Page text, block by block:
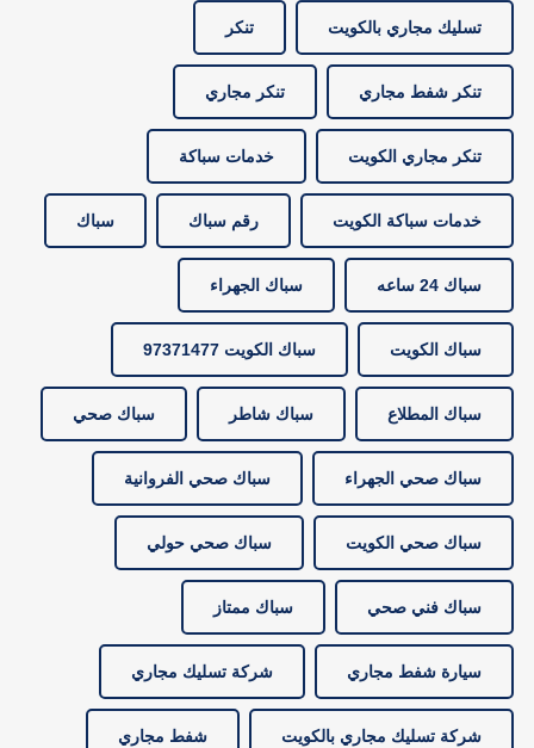
تسليك مجاري بالكويت تنكر
تنكر شفط مجاري تنكر مجاري
تنكر مجاري الكويت خدمات سباكة
خدمات سباكة الكويت رقم سباك سباك
سباك 24 ساعه سباك الجهراء
سباك الكويت سباك الكويت 97371477
سباك المطلاع سباك شاطر سباك صحي
سباك صحي الجهراء سباك صحي الفروانية
سباك صحي الكويت سباك صحي حولي
سباك فني صحي سباك ممتاز
سيارة شفط مجاري شركة تسليك مجاري
شركة تسليك مجاري بالكويت شفط مجاري